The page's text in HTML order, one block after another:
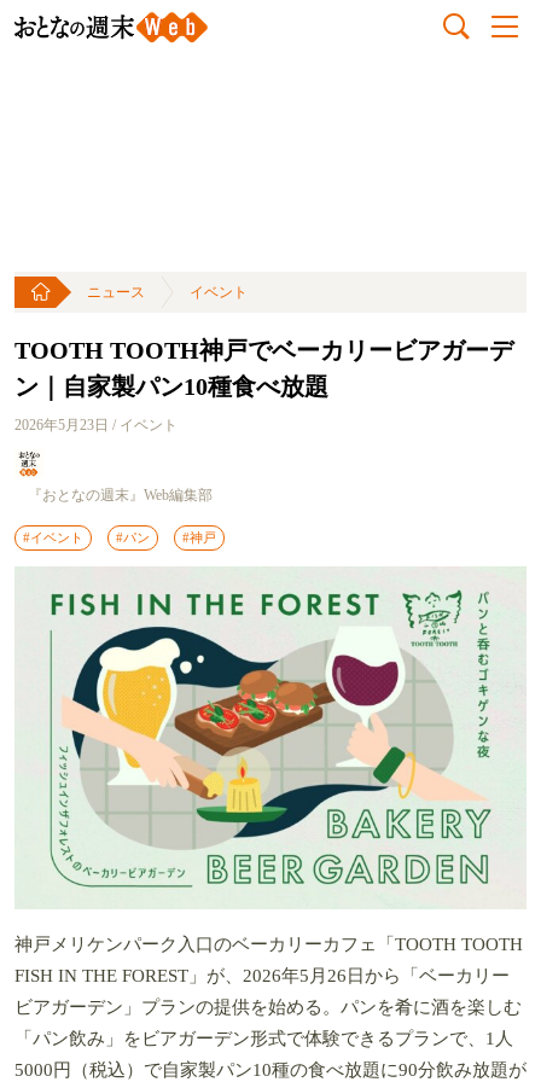
ニュース イベント
TOOTH TOOTH神戸でベーカリービアガーデ
ン｜自家製パン10種食べ放題
2026年5月23日 / イベント
『おとなの週末』Web編集部
#イベント #パン #神戸
神戸メリケンパーク入口のベーカリーカフェ「TOOTH TOOTH
FISH IN THE FOREST」が、2026年5月26日から「ベーカリー
ビアガーデン」プランの提供を始める。パンを肴に酒を楽しむ
「パン飲み」をビアガーデン形式で体験できるプランで、1人
5000円（税込）で自家製パン10種の食べ放題に90分飲み放題が